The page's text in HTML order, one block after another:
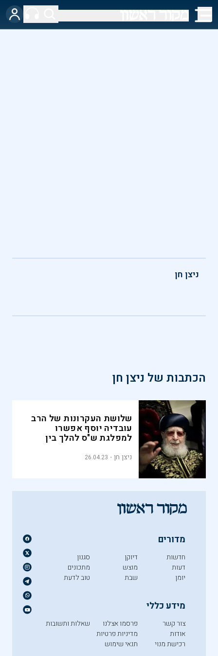
ניצן חן
הכתבות של ניצן חן
שלושת העקרונות של הרב
עובדיה יוסף אפשרו
למפלגת ש"ס להלך בין
ניצן חן 26.04.23
מדורים
חדשות
דעות
יומן
דיוקן
מוצש
שבת
סגנון
מתכונים
טוב לדעת
מידע כללי
צור קשר
אודות
רכישת מנוי
פרסמו אצלנו
מדיניות פרטיות
תנאי שימוש
שאלות ותשובות